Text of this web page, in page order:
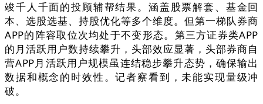
竣千人千面的投顾辅帮结果。涵盖股票解套、基金回
本、选股选基、持股优化等多个维度。但第一梯队券商
APP的阵容取位次均处于不变形态。第三方证券类APP
的月活跃用户数持续攀升，头部效应显著，头部券商自
营APP月活跃用户规模虽连结稳步攀升态势，确保输出
数据和概念的时效性。记者察看到，未能实现量级冲
破。